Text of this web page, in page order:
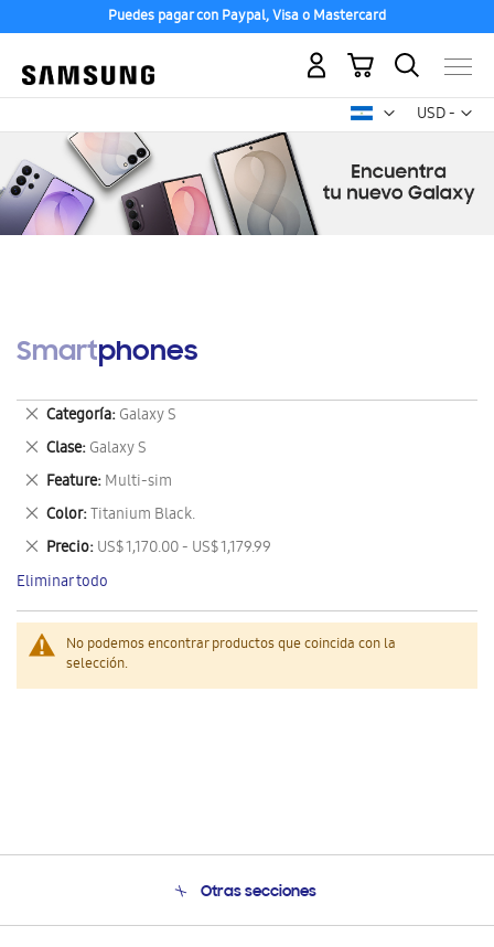
Puedes pagar con Paypal, Visa o Mastercard
USD -
dólar
Mi carrito
Smartphones
No podemos encontrar productos que coincida con la
selección.
Categoría Galaxy S
Eliminar
este
artículo
Clase Galaxy S
Eliminar
este
artículo
Feature Multi-sim
Eliminar
este
artículo
Color Titanium Black.
Eliminar
este
artículo
Precio US$ 1,170.00 - US$ 1,179.99
Eliminar
este
artículo
Eliminar todo
Otras secciones